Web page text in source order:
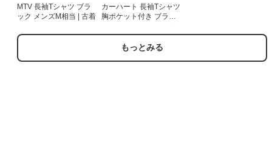
MTV 長袖Tシャツ ブラ
ック メンズM相当 | 古着
カーハート 長袖Tシャツ
胸ポケット付き ブラッ
もっとみる